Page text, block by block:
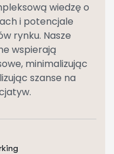
wiedzę o
i potencjale
rynku. Nasze
wspierają
minimalizując
szanse na